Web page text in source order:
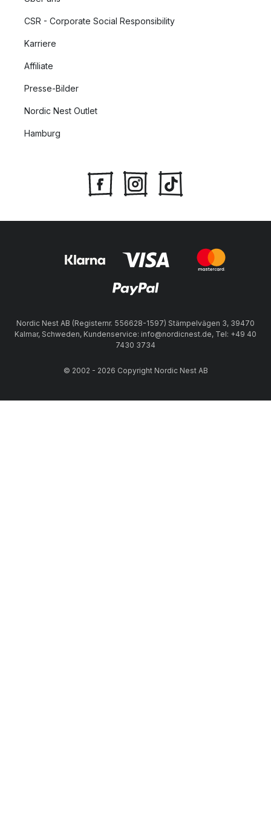
CSR - Corporate Social Responsibility
Karriere
Affiliate
Presse-Bilder
Nordic Nest Outlet
Hamburg
Nordic Nest AB (Registernr. 556628-1597) Stämpelvägen 3, 39470
Kalmar, Schweden, Kundenservice: info@nordicnest.de, Tel: +49 40
7430 3734
© 2002 - 2026 Copyright Nordic Nest AB